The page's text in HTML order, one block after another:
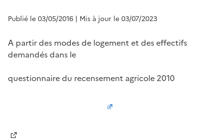
Publié le 03/05/2016 | Mis à jour le 03/07/2023
A partir des modes de logement et des effectifs
demandés dans le
questionnaire du recensement agricole 2010